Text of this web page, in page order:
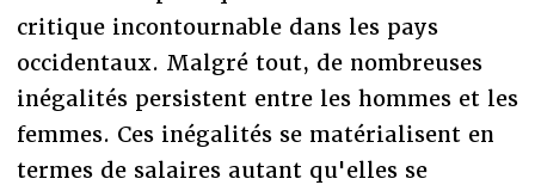
critique incontournable dans les pays
occidentaux. Malgré tout, de nombreuses
inégalités persistent entre les hommes et les
femmes. Ces inégalités se matérialisent en
termes de salaires autant qu'elles se